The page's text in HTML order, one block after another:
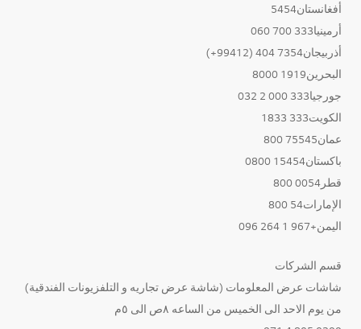
أفغانستان5454
أرمينيا333 700 060
أذربيجان7354 404 (99412+)
البحرين1919 8000
جورجيا333 000 2 032
الكويت333 1833
عمان75545 800
باكستان15454 0800
قطر0054 800
الإمارات54 800
اليمن+967 1 264 096
قسم الشركات
شاشات عرض المعلومات (شاشة عرض تجاريه و التلفزيونات الفندقية)
من يوم الاحد الى الخميس من الساعه ٨ص الى ٥م